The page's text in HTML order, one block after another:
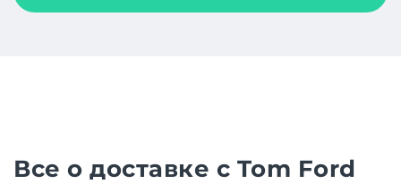
Все о доставке с Tom Ford